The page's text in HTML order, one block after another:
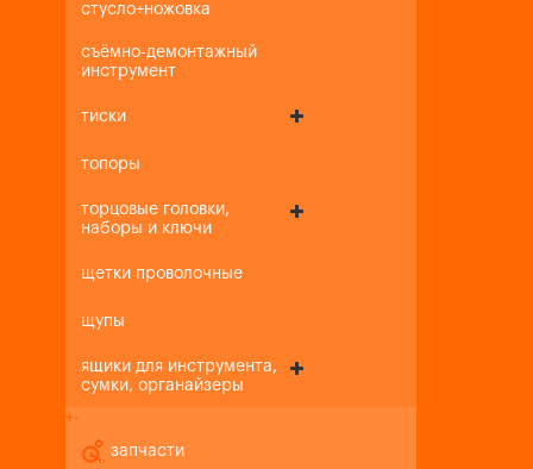
стусло+ножовка
съёмно-демонтажный
инструмент
тиски
топоры
торцовые головки,
наборы и ключи
щетки проволочные
щупы
ящики для инструмента,
сумки, органайзеры
+-
запчасти